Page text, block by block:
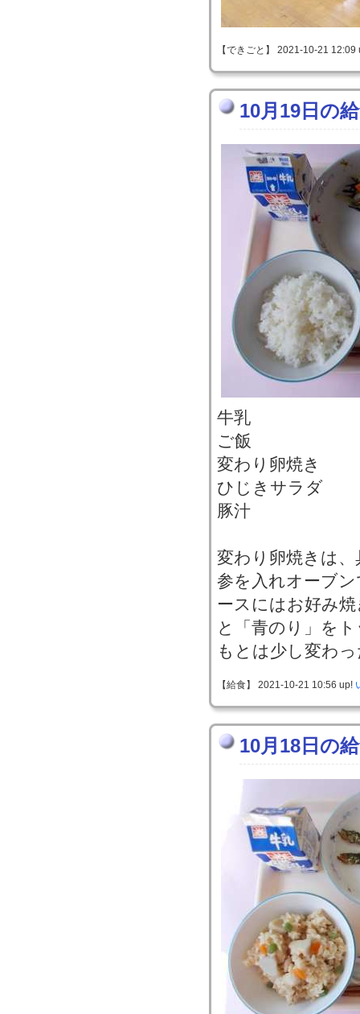
【できごと】 2021-10-21
10月19日の
牛乳
ご飯
変わり卵焼き
ひじきサラダ
豚汁
変わり卵焼きは
参を入れオーブ
ースにはお好み
と「青のり」を
もとは少し変わ
【給食】 2021-10-21 10:56 up!
10月18日の